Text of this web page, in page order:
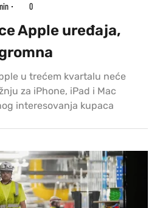
0
Apple uređaja,
u trećem kvartalu neće
za iPhone, iPad i Mac
interesovanja kupaca